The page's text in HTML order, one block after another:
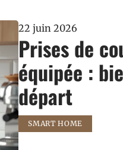
22 juin 2026
Prises de
équipée :
départ
SMART HOME